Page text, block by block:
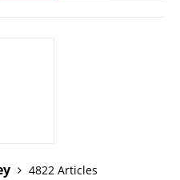
4822 Articles